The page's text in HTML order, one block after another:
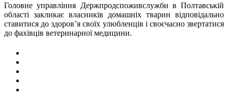
Головне управління Держпродспоживслужби в Полтавській
області закликає власників домашніх тварин відповідально
ставитися до здоров’я своїх улюбленців і своєчасно звертатися
до фахівців ветеринарної медицини.